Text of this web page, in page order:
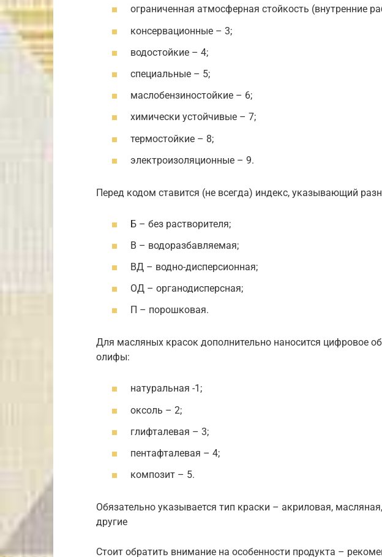
ограниченная атмосферная стойкость (внутренние
консервационные – 3;
водостойкие – 4;
специальные – 5;
маслобензиностойкие – 6;
химически устойчивые – 7;
термостойкие – 8;
электроизоляционные – 9.
Перед кодом ставится (не всегда) индекс, указывающий
Б – без растворителя;
В – водоразбавляемая;
ВД – водно-дисперсионная;
ОД – органодисперсная;
П – порошковая.
Для масляных красок дополнительно наносится цифровое
олифы:
натуральная -1;
оксоль – 2;
глифталевая – 3;
пентафталевая – 4;
композит – 5.
Обязательно указывается тип краски – акриловая,
другие
Стоит обратить внимание на особенности продукта –